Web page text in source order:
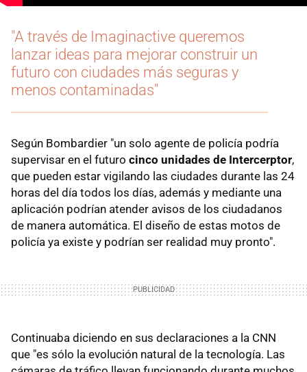
"A través de Imaginactive queremos
lanzar ideas para mejorar construir un
futuro con ciudades más seguras y
menos contaminadas"
Según Bombardier "un solo agente de policía podría
supervisar en el futuro cinco unidades de Intercerptor,
que pueden estar vigilando las ciudades durante las 24
horas del día todos los días, además y mediante una
aplicación podrían atender avisos de los ciudadanos
de manera automática. El diseño de estas motos de
policía ya existe y podrían ser realidad muy pronto".
Continuaba diciendo en sus declaraciones a la CNN
que "es sólo la evolución natural de la tecnología. Las